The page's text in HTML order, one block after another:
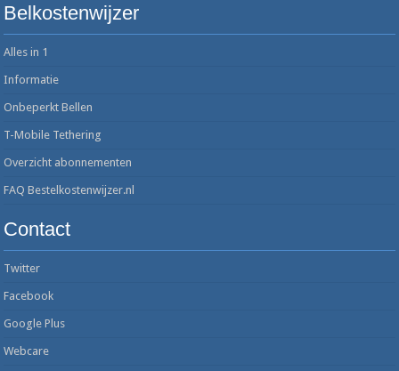
Belkostenwijzer
Alles in 1
Informatie
Onbeperkt Bellen
T-Mobile Tethering
Overzicht abonnementen
FAQ Bestelkostenwijzer.nl
Contact
Twitter
Facebook
Google Plus
Webcare